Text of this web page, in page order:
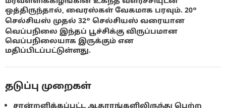
ஒத்திருந்தால், வைரஸ்கள் வேகமாக பரவும். 20°
செல்சியஸ் முதல் 32° செல்சியஸ் வரையான
வெப்பநிலை இந்தப் பூச்சிக்கு விருப்பமான
வெப்பநிலையாக இருக்கும் என
மதிப்பிடப்பட்டுள்ளது.
தடுப்பு முறைகள்
சான்றளிக்கப்பட்ட ஆதாரங்களிலிருந்து பெற்ற